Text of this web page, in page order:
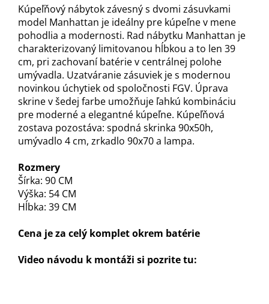
Kúpeľňový nábytok závesný s dvomi zásuvkami
model Manhattan je ideálny pre kúpeľne v mene
pohodlia a modernosti. Rad nábytku Manhattan je
charakterizovaný limitovanou hĺbkou a to len 39
cm, pri zachovaní batérie v centrálnej polohe
umývadla. Uzatváranie zásuviek je s modernou
novinkou úchytiek od spoločnosti FGV. Úprava
skrine v šedej farbe umožňuje ľahkú kombináciu
pre moderné a elegantné kúpeľne. Kúpeľňová
zostava pozostáva: spodná skrinka 90x50h,
umývadlo 4 cm, zrkadlo 90x70 a lampa.
Rozmery
Šírka: 90 CM
Výška: 54 CM
Hĺbka: 39 CM
Cena je za celý komplet okrem batérie
Video návodu k montáži si pozrite tu: